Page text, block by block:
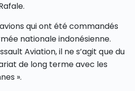
qui ont été commandés
nationale indonésienne.
Aviation, il ne s’agit que du
de long terme avec les
».